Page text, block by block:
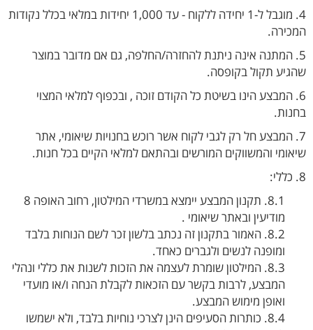
4. מוגבל ל-1 יחידה ללקוח - עד 1,000 יחידות במלאי בכלל נקודות
המכירה.
5. המתנה אינה ניתנת להחזרה/החלפה, גם אם מדובר במוצר
שהגיע תקול בקופסה.
6. המבצע הינו בשיטת כל הקודם זוכה , ובכפוף למלאי המצוי
בחנות.
7. המבצע חל רק לגבי לקוח אשר רוכש בחנויות שיאומי, אתר
שיאומי והמשווקים המורשים ובהתאם למלאי הקיים בכל חנות.
8. כללי:
8.1. תקנון המבצע יימצא במשרדי המילטון, רחוב האופה 8
מודיעין ובאתר שיאומי .
8.2. האמור בתקנון זה נכתב בלשון זכר לשם הנוחות בלבד
ומופנה לנשים ולגברים כאחד.
8.3. המילטון שומרת לעצמה את הזכות לשנות את כללי ונהלי
המבצע, לרבות בקשר עם הזכאות לקבלת הנחה ו/או מועדי
ואופן מימוש המבצע.
8.4. כותרות הסעיפים הינן לצרכי נוחיות בלבד, ולא ישמשו